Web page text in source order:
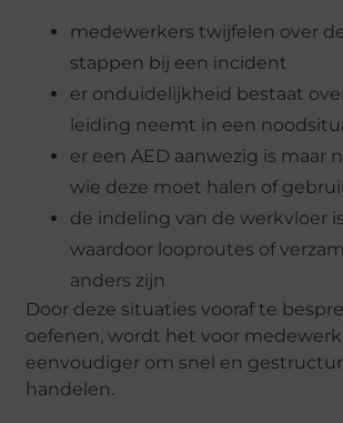
medewerkers twijfelen over
stappen bij een incident
er onduidelijkheid bestaat
leiding neemt in een
er een AED aanwezig is maar
wie deze moet halen of
de indeling van de werkvloer
waardoor looproutes of
anders zijn
Door deze situaties vooraf te
oefenen, wordt het voor
eenvoudiger om snel en
handelen.